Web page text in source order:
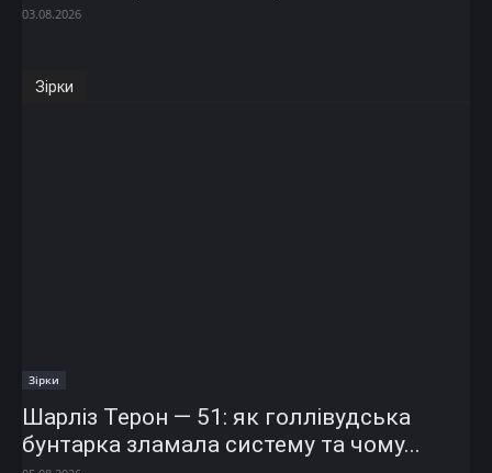
03.08.2026
Зірки
Зірки
Шарліз Терон — 51: як голлівудська
бунтарка зламала систему та чому...